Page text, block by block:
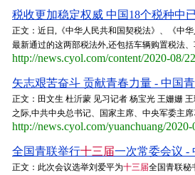
税收更加稳定权威 中国18个税种中
正文：近日,《中华人民共和国契税法》、《中
最新通过的这两部税法外,还包括车辆购置税法
http://news.cyol.com/content/2020-08/
矢志艰苦奋斗 贡献青春力量 - 中国
正文：田文生 杜沂蒙 见习记者 杨宝光 王姗姗
之际,中共中央总书记、国家主席、中央军委主
http://news.cyol.com/yuanchuang/
全国青联举行十三届一次常委会议 -
正文：此次会议选举刘爱平为十三届全国青联秘